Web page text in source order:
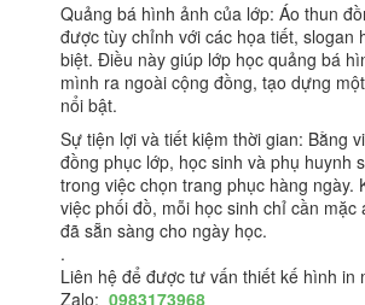
Quảng bá hình ảnh của lớp: Áo thun
được tùy chỉnh với các họa tiết, slogan
biệt. Điều này giúp lớp học quảng bá
mình ra ngoài cộng đồng, tạo dựng
nổi bật.
Sự tiện lợi và tiết kiệm thời gian: Bằng
đồng phục lớp, học sinh và phụ huynh
trong việc chọn trang phục hàng ngày.
việc phối đồ, mỗi học sinh chỉ cần mặc
đã sẵn sàng cho ngày học.
.
Liên hệ để được tư vấn thiết kế hình in
Zalo: 0983173968